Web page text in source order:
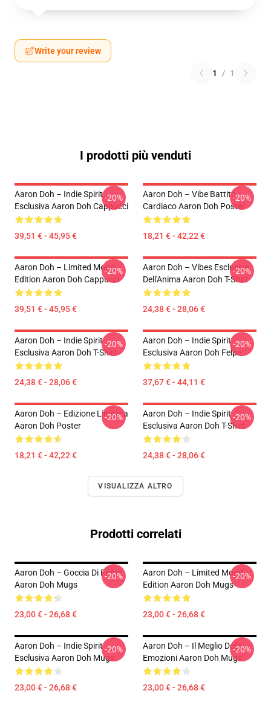
Write your review
1 / 1
I prodotti più venduti
Aaron Doh – Indie Spirit
Esclusiva Aaron Doh Cappucci
39,51 € - 45,95 €
-20%
Aaron Doh – Vibe Battito
Cardiaco Aaron Doh Poster
18,21 € - 42,22 €
-20%
Aaron Doh – Limited Mood
Edition Aaron Doh Cappucci
39,51 € - 45,95 €
-20%
Aaron Doh – Vibes Esclusive
Dell'Anima Aaron Doh T-Shirt
24,38 € - 28,06 €
-20%
Aaron Doh – Indie Spirit
Esclusiva Aaron Doh T-Shirt
24,38 € - 28,06 €
-20%
Aaron Doh – Indie Spirit
Esclusiva Aaron Doh Felpe
37,67 € - 44,11 €
-20%
Aaron Doh – Edizione Limitata
Aaron Doh Poster
18,21 € - 42,22 €
-20%
Aaron Doh – Indie Spirit
Esclusiva Aaron Doh T-Shirt
24,38 € - 28,06 €
-20%
VISUALIZZA ALTRO
Prodotti correlati
Aaron Doh – Goccia Di Firma
Aaron Doh Mugs
23,00 € - 26,68 €
-20%
Aaron Doh – Limited Mood
Edition Aaron Doh Mugs
23,00 € - 26,68 €
-20%
Aaron Doh – Indie Spirit
Esclusiva Aaron Doh Mugs
23,00 € - 26,68 €
-20%
Aaron Doh – Il Meglio Delle
Emozioni Aaron Doh Mugs
23,00 € - 26,68 €
-20%